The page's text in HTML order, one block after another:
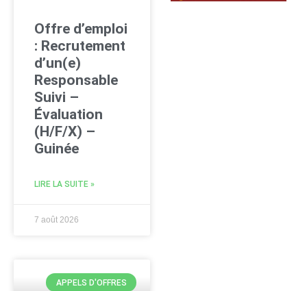
Offre d’emploi
: Recrutement
d’un(e)
Responsable
Suivi –
Évaluation
(H/F/X) –
Guinée
LIRE LA SUITE »
7 août 2026
APPELS D'OFFRES